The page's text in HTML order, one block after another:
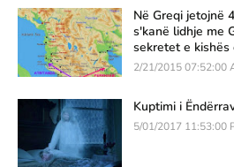
Në Greqi jetojnë
s'kanë lidhje me
sekretet e kishës
2/21/2015 07:52:00
Kuptimi i
5/01/2017 11:53:00